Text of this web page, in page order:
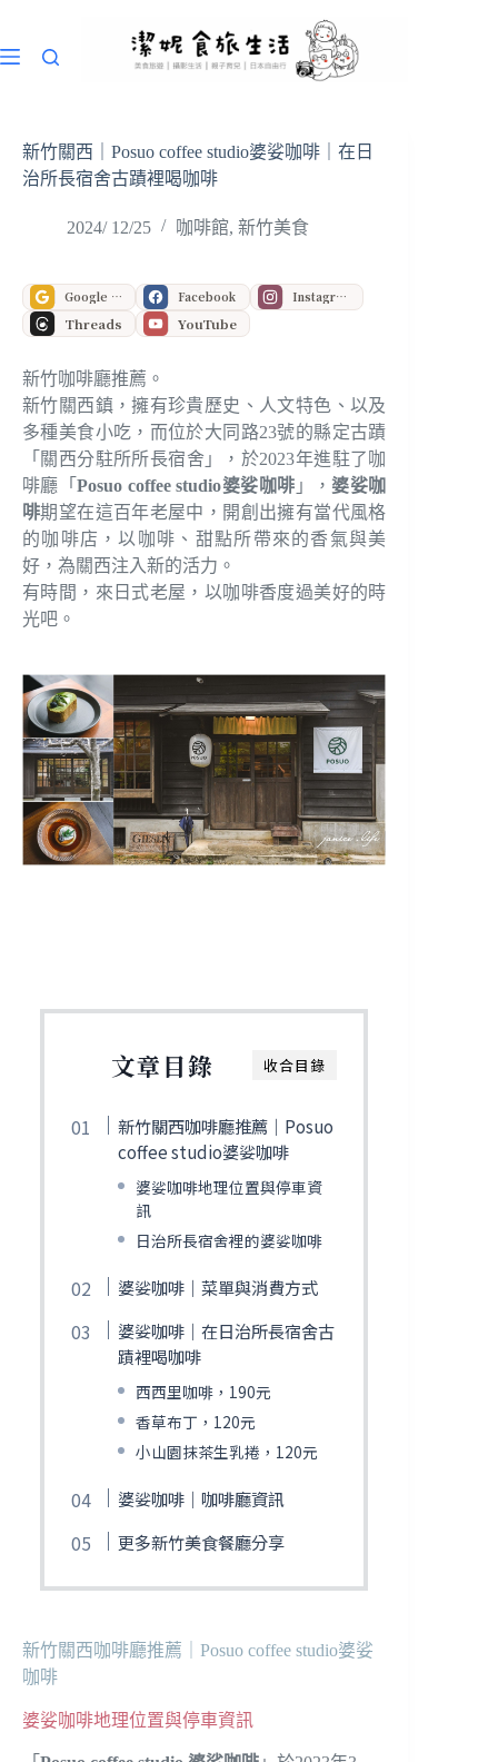
主
新竹關西｜Posuo coffee studio婆娑咖啡｜在日
治所長宿舍古蹟裡喝咖啡
2024/ 12/25 咖啡館, 新竹美食
Google 偏好來源 Facebook Instagram
Threads YouTube
新竹咖啡廳推薦。
新竹關西鎮，擁有珍貴歷史、人文特色、以及
多種美食小吃，而位於大同路23號的縣定古蹟
「關西分駐所所長宿舍」，於2023年進駐了咖
啡廳「Posuo coffee studio婆娑咖啡 」，婆娑咖
啡期望在這百年老屋中，開創出擁有當代風格
的咖啡店，以咖啡、甜點所帶來的香氣與美
好，為關西注入新的活力。
有時間，來日式老屋，以咖啡香度過美好的時
光吧。
收合目錄
文章目錄
新竹關西咖啡廳推薦｜Posuo
coffee studio婆娑咖啡
婆娑咖啡地理位置與停車資
訊
日治所長宿舍裡的婆娑咖啡
婆娑咖啡｜菜單與消費方式
婆娑咖啡｜在日治所長宿舍古
蹟裡喝咖啡
西西里咖啡，190元
香草布丁，120元
小山園抹茶生乳捲，120元
婆娑咖啡｜咖啡廳資訊
更多新竹美食餐廳分享
新竹關西咖啡廳推薦｜Posuo coffee studio婆娑
咖啡
婆娑咖啡地理位置與停車資訊